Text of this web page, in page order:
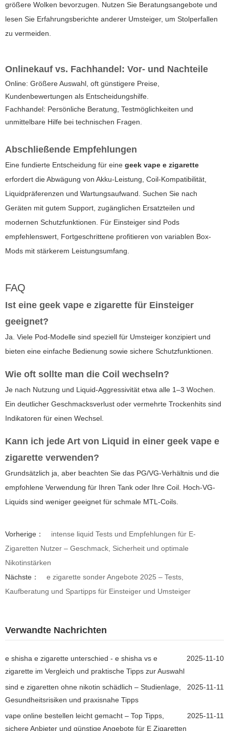
größere Wolken bevorzugen. Nutzen Sie Beratungsangebote und
lesen Sie Erfahrungsberichte anderer Umsteiger, um Stolperfallen
zu vermeiden.
Onlinekauf vs. Fachhandel: Vor- und Nachteile
Online: Größere Auswahl, oft günstigere Preise,
Kundenbewertungen als Entscheidungshilfe.
Fachhandel: Persönliche Beratung, Testmöglichkeiten und
unmittelbare Hilfe bei technischen Fragen.
Abschließende Empfehlungen
Eine fundierte Entscheidung für eine geek vape e zigarette
erfordert die Abwägung von Akku-Leistung, Coil-Kompatibilität,
Liquidpräferenzen und Wartungsaufwand. Suchen Sie nach
Geräten mit gutem Support, zugänglichen Ersatzteilen und
modernen Schutzfunktionen. Für Einsteiger sind Pods
empfehlenswert, Fortgeschrittene profitieren von variablen Box-
Mods mit stärkerem Leistungsumfang.
FAQ
Ist eine geek vape e zigarette für Einsteiger
geeignet?
Ja. Viele Pod-Modelle sind speziell für Umsteiger konzipiert und
bieten eine einfache Bedienung sowie sichere Schutzfunktionen.
Wie oft sollte man die Coil wechseln?
Je nach Nutzung und Liquid-Aggressivität etwa alle 1–3 Wochen.
Ein deutlicher Geschmacksverlust oder vermehrte Trockenhits sind
Indikatoren für einen Wechsel.
Kann ich jede Art von Liquid in einer geek vape e
zigarette verwenden?
Grundsätzlich ja, aber beachten Sie das PG/VG-Verhältnis und die
empfohlene Verwendung für Ihren Tank oder Ihre Coil. Hoch-VG-
Liquids sind weniger geeignet für schmale MTL-Coils.
Vorherige：
intense liquid Tests und Empfehlungen für E-
Zigaretten Nutzer – Geschmack, Sicherheit und optimale
Nikotinstärken
Nächste：
e zigarette sonder Angebote 2025 – Tests,
Kaufberatung und Spartipps für Einsteiger und Umsteiger
Verwandte Nachrichten
2025-11-10
e shisha e zigarette unterschied - e shisha vs e
zigarette im Vergleich und praktische Tipps zur Auswahl
2025-11-11
sind e zigaretten ohne nikotin schädlich – Studienlage,
Gesundheitsrisiken und praxisnahe Tipps
2025-11-11
vape online bestellen leicht gemacht – Top Tipps,
sichere Anbieter und günstige Angebote für E Zigaretten